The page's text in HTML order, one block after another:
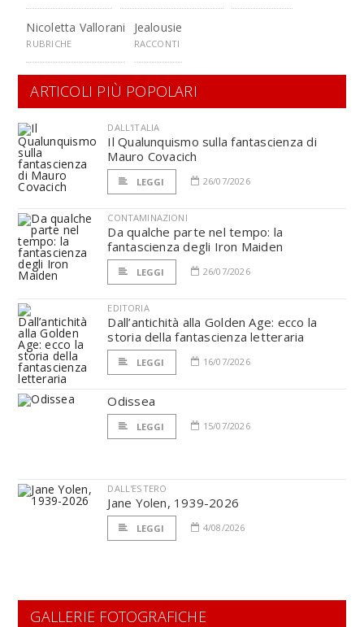
Nicoletta Vallorani
RUBRICHE
Jealousie
RACCONTI
ARTICOLI PIÙ POPOLARI
DALL'ITALIA
Il Qualunquismo sulla fantascienza di
Mauro Covacich
LEGGI 26/07/2026
CONTAMINAZIONI
Da qualche parte nel tempo: la
fantascienza degli Iron Maiden
LEGGI 26/07/2026
EDITORIA
Dall’antichità alla Golden Age: ecco la
storia della fantascienza letteraria
LEGGI 16/07/2026
Odissea
LEGGI 15/07/2026
DALL'ESTERO
Jane Yolen, 1939-2026
LEGGI 4/08/2026
GALLERIE FOTOGRAFICHE